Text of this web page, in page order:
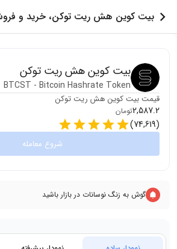
بیت کوین هش ریت توکن، خرید و
ریت توکن
بیت کوین هش ریت توکن
BTCST - Bitcoin Hashrate Token
قیمت بیت کوین هش ریت توکن
2,587.2تومان
(
74,619
)
شروع معامله
گوش به زنگ نوسانات در بازار باشید